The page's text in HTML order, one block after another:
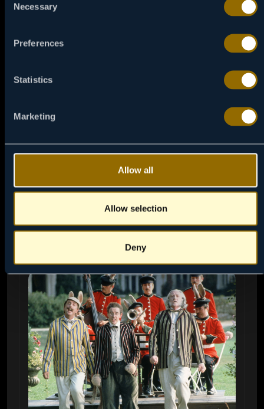
Selection
Necessary
Preferences
Statistics
Marketing
Allow all
Allow selection
Deny
JEDAN JE DŽIMI GRIMBL
Stidljivi dečak iz Mančestera konačno skuplja hrabrost
da povede svoj fudbalski klub u finale kupa.